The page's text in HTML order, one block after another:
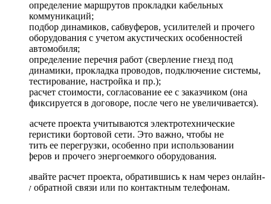
определение маршрутов прокладки кабельных
коммуникаций;
подбор динамиков, сабвуферов, усилителей и прочего
оборудования с учетом акустических особенностей
автомобиля;
определение перечня работ (сверление гнезд под
динамики, прокладка проводов, подключение системы,
тестирование, настройка и пр.);
расчет стоимости, согласование ее с заказчиком (она
фиксируется в договоре, после чего не увеличивается).
При расчете проекта учитываются электротехнические
характеристики бортовой сети. Это важно, чтобы не
допустить ее перегрузки, особенно при использовании
сабвуферов и прочего энергоемкого оборудования.
Заказывайте расчет проекта, обратившись к нам через онлайн-
форму обратной связи или по контактным телефонам.